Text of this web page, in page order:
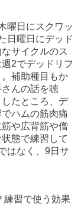
曜日にスクワッ
日曜日にデッド
サイクルのス
2でデッドリフ
補助種目もか
んの話を聴
たところ、デ
ハムの筋肉痛
や広背筋や僧
態で練習して
はなく、9日サ
練習で使う効果